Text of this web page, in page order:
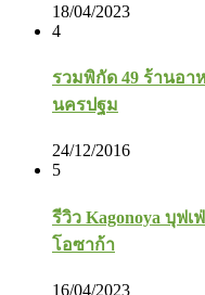
18/04/2023
4
รวมพิกัด 49 ร้านอ
นครปฐม
24/12/2016
5
รีวิว Kagonoya บุฟ
โอซาก้า
16/04/2023